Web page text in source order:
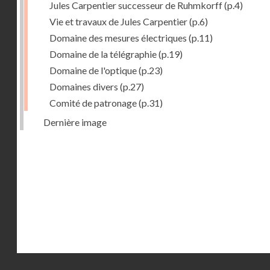
Jules Carpentier successeur de Ruhmkorff(p.4)
Vie et travaux de Jules Carpentier(p.6)
Domaine des mesures électriques (p.11)
Domaine de la télégraphie(p.19)
Domaine de l'optique(p.23)
Domaines divers (p.27)
Comité de patronage(p.31)
Dernière image